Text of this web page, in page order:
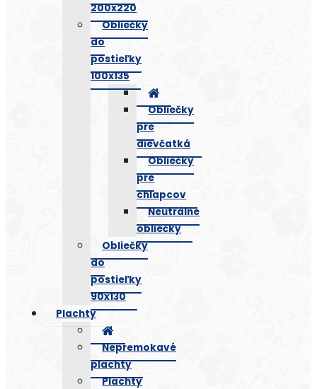
200x220
Obliečky
do
postieľky
100x135
Obliečky
pre
dievčatká
Obliečky
pre
chlapcov
Neutrálne
obliečky
Obliečky
do
postieľky
90x130
Plachty
Nepremokavé
plachty
Plachty